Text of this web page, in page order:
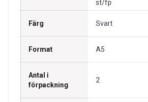
st/fp
Färg Svart
Format A5
Antal i
förpackning
2